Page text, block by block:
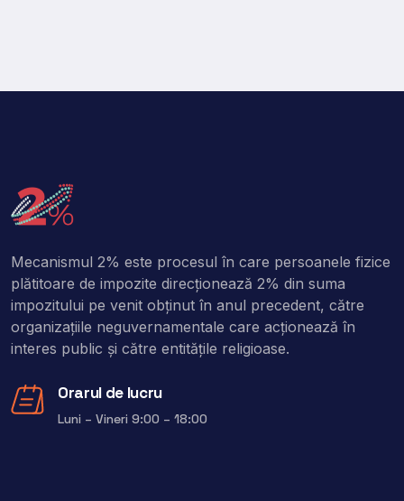
Mecanismul 2% este procesul în care persoanele fizice
plătitoare de impozite direcţionează 2% din suma
impozitului pe venit obţinut în anul precedent, către
organizaţiile neguvernamentale care acţionează în
interes public şi către entitățile religioase.
Orarul de lucru
Luni – Vineri 9:00 – 18:00